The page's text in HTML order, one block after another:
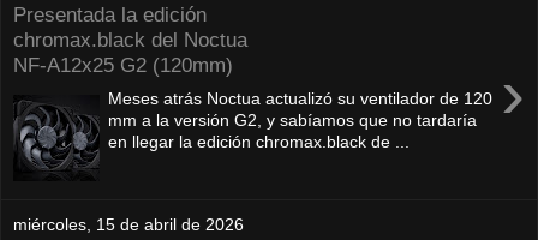
Presentada la edición
chromax.black del Noctua
NF‑A12x25 G2 (120mm)
›
Meses atrás Noctua actualizó su ventilador de 120
mm a la versión G2, y sabíamos que no tardaría
en llegar la edición chromax.black de ...
miércoles, 15 de abril de 2026